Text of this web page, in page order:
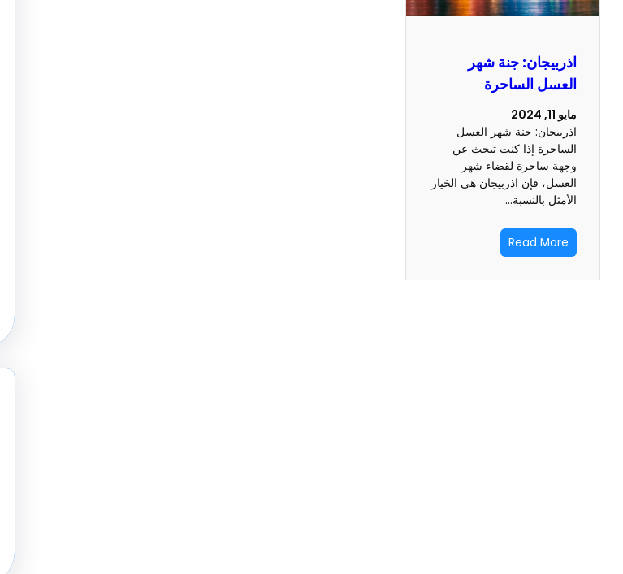
اذربيجان: جنة شهر
العسل الساحرة
مايو 11, 2024
اذربيجان: جنة شهر العسل
الساحرة إذا كنت تبحث عن
وجهة ساحرة لقضاء شهر
العسل، فإن اذربيجان هي الخيار
الأمثل بالنسبة…
Read More